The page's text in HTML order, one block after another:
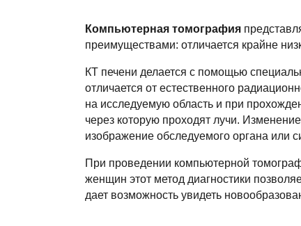
Компьютерная томография
преимуществами: отличается крайне
КТ печени делается с помощью
отличается от естественного
на исследуемую область и при
через которую проходят лучи.
изображение обследуемого органа или
При проведении компьютерной
женщин этот метод диагностики
дает возможность увидеть